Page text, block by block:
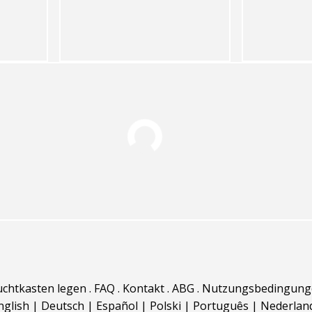
legen . FAQ . Kontakt. ABG .
| Deutsch | Español | Polski | Português |